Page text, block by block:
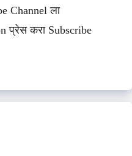
Channel ला
प्रेस करा Subscribe